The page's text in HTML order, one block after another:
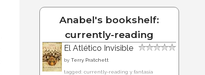
Anabel's bookshelf:
currently-reading
El Atlético Invisible
by Terry Pratchett
tagged: currently-reading y fantasía